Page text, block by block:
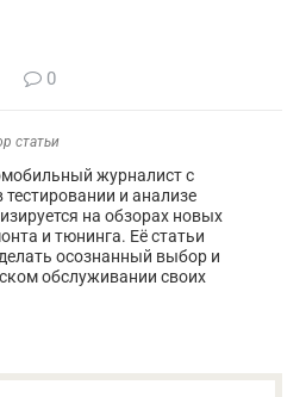
0
статьи
журналист с
и анализе
на обзорах новых
и тюнинга. Её статьи
осознанный выбор и
обслуживании своих